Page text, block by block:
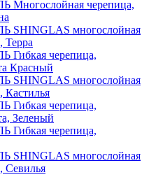
черепица,
многослойная
Терра
черепица,
Красный
многослойная
Кастилья
черепица,
Зеленый
черепица,
многослойная
Севилья